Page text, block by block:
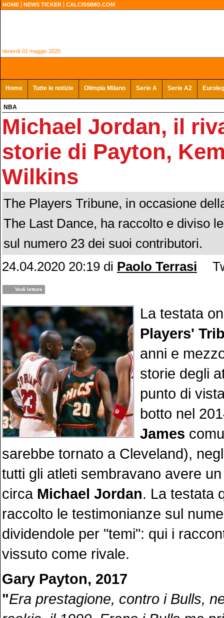
HOME NEWS TICKER CALCISSIMO.COM
Venerdì 01 maggio 2020
Home Tutte le notizie Olimpia Milano Serie A Serie A2
NBA
Michael Jordan, il
storie di Payton,
Wilkins
The Players Tribune, in occasione
The Last Dance, ha raccolto e diviso
sul numero 23 dei suoi contributori.
24.04.2020 20:19 di Paolo Terrasi
Vedi letture
La testata
Players'
anni e
storie degli
punto di
botto nel
James
sarebbe tornato a Cleveland),
tutti gli atleti sembravano avere
circa Michael Jordan. La testata
raccolto le testimonianze sul
dividendole per "temi": qui i
vissuto come rivale.
Gary Payton, 2017
"Era prestagione, contro i Bulls,